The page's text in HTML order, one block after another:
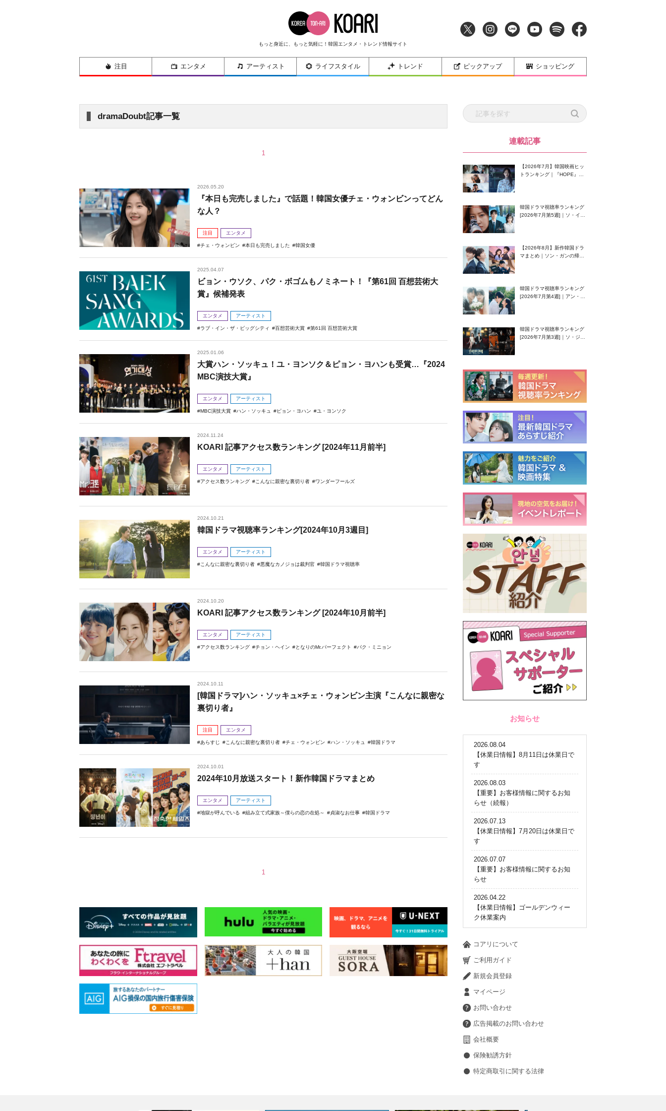
もっと身近に、もっと気軽に！韓国エンタメ・トレンド情報サイト
注目 エンタメ アーティスト ライフスタイル トレンド ピックアップ ショッピング
dramaDoubt記事一覧
1
2026.05.20
『本日も完売しました』で話題！韓国女優チェ・ウォンビンってどん
な人？
注目 エンタメ
チェ・ウォンビン 本日も完売しました 韓国女優
2025.04.07
ビョン・ウソク、パク・ボゴムもノミネート！『第61回 百想芸術大
賞』候補発表
エンタメ アーティスト
ラブ・イン・ザ・ビッグシティ 百想芸術大賞 第61回 百想芸術大賞
2025.01.06
大賞ハン・ソッキュ！ユ・ヨンソク＆ピョン・ヨハンも受賞…『2024
MBC演技大賞』
エンタメ アーティスト
MBC演技大賞 ハン・ソッキュ ピョン・ヨハン ユ・ヨンソク
2024.11.24
KOARI 記事アクセス数ランキング [2024年11月前半]
エンタメ アーティスト
アクセス数ランキング こんなに親密な裏切り者 ワンダーフールズ
2024.10.21
韓国ドラマ視聴率ランキング[2024年10月3週目]
エンタメ アーティスト
こんなに親密な裏切り者 悪魔なカノジョは裁判官 韓国ドラマ視聴率
2024.10.20
KOARI 記事アクセス数ランキング [2024年10月前半]
エンタメ アーティスト
アクセス数ランキング チョン・ヘイン となりのMr.パーフェクト パク・ミニョン
2024.10.11
[韓国ドラマ]ハン・ソッキュ×チェ・ウォンビン主演『こんなに親密な
裏切り者』
注目 エンタメ
あらすじ こんなに親密な裏切り者 チェ・ウォンビン ハン・ソッキュ 韓国ドラマ
2024.10.01
2024年10月放送スタート！新作韓国ドラマまとめ
エンタメ アーティスト
地獄が呼んでいる 組み立て式家族～僕らの恋の在処～ 貞淑なお仕事 韓国ドラマ
1
連載記事
【2026年7月】韓国映画ヒッ
トランキング｜『HOPE』が
韓国ドラマ視聴率ランキング
[2026年7月第5週]｜ソ・イン
【2026年8月】新作韓国ドラ
マまとめ｜ソン・ガンの帰
韓国ドラマ視聴率ランキング
[2026年7月第4週]｜アン・ヒ
韓国ドラマ視聴率ランキング
[2026年7月第3週]｜ソ・ジソ
お知らせ
2026.08.04
【休業日情報】8月11日は休業日で
す
2026.08.03
【重要】お客様情報に関するお知
らせ（続報）
2026.07.13
【休業日情報】7月20日は休業日で
す
2026.07.07
【重要】お客様情報に関するお知
らせ
2026.04.22
【休業日情報】ゴールデンウィー
ク休業案内
コアリについて
ご利用ガイド
新規会員登録
マイページ
お問い合わせ
広告掲載のお問い合わせ
会社概要
保険勧誘方針
特定商取引に関する法律